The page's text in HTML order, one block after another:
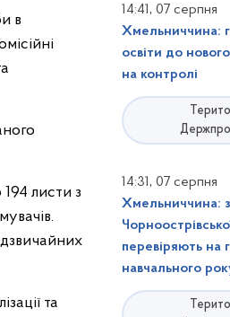
в
листи з
та
14:41, 07 серпня
Хмельниччина:
освіти до
на контролі
14:31, 07 серпня
Хмельниччина:
перевіряють на
навчального